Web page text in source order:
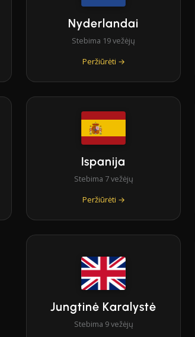
Nyderlandai
Stebima 19 vežėjų
Peržiūrėti →
Ispanija
Stebima 7 vežėjų
Peržiūrėti →
Jungtinė Karalystė
Stebima 9 vežėjų